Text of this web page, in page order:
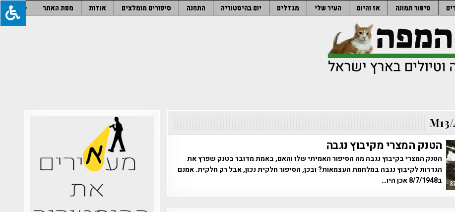
סיפור תמונה אז והיום העיר שלי מגדלים יום בהיסטוריה התחנה סיפורים מומלצים אודות מפת האתר –
הטנק המצרי מקיבוץ נגבה
הטנק המצרי בקיבוץ נגבה מה הסיפור האמיתי שלו והאם, באמת מדובר בטנק שפרץ את
הגדרות לקיבוץ נגבה במלחמת העצמאות? ובכן, הסיפור חלקית נכון, אבל רק חלקית. אמנם
ב8/7/1948 אכן היו…